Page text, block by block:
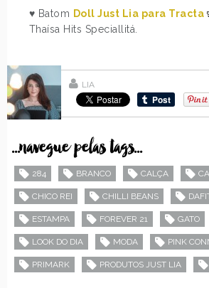
♥ Batom Doll Just Lia para Tracta
Thaísa Hits Speciallitá.
LIA
...navegue pelas tags...
284 BRANCO CALÇA
CHICO REI CHILLI BEANS
ESTAMPA FOREVER 21 GATO
LOOK DO DIA MODA PINK
PRIMARK PRODUTOS JUST LIA